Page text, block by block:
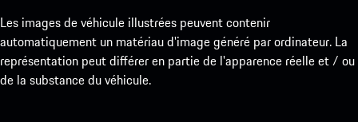
Les images de véhicule illustrées peuvent contenir
automatiquement un matériau d'image généré par ordinateur. La
représentation peut différer en partie de l'apparence réelle et / ou
de la substance du véhicule.